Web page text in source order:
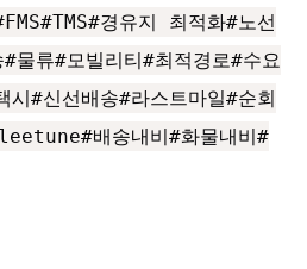
경유지 최적화#노선
물류#모빌리티#최적경로#수요
시#신선배송#라스트마일#순회
배송내비#화물내비#